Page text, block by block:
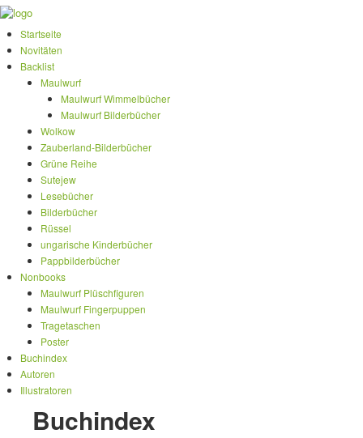
Startseite
Novitäten
Backlist
Maulwurf
Maulwurf Wimmelbücher
Maulwurf Bilderbücher
Wolkow
Zauberland-Bilderbücher
Grüne Reihe
Sutejew
Lesebücher
Bilderbücher
Rüssel
ungarische Kinderbücher
Pappbilderbücher
Nonbooks
Maulwurf Plüschfiguren
Maulwurf Fingerpuppen
Tragetaschen
Poster
Buchindex
Autoren
Illustratoren
Buchindex